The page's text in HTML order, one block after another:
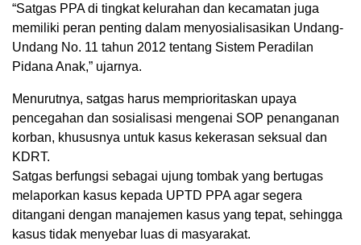
“Satgas PPA di tingkat kelurahan dan kecamatan juga
memiliki peran penting dalam menyosialisasikan Undang-
Undang No. 11 tahun 2012 tentang Sistem Peradilan
Pidana Anak,” ujarnya.
Menurutnya, satgas harus memprioritaskan upaya
pencegahan dan sosialisasi mengenai SOP penanganan
korban, khususnya untuk kasus kekerasan seksual dan
KDRT.
Satgas berfungsi sebagai ujung tombak yang bertugas
melaporkan kasus kepada UPTD PPA agar segera
ditangani dengan manajemen kasus yang tepat, sehingga
kasus tidak menyebar luas di masyarakat.